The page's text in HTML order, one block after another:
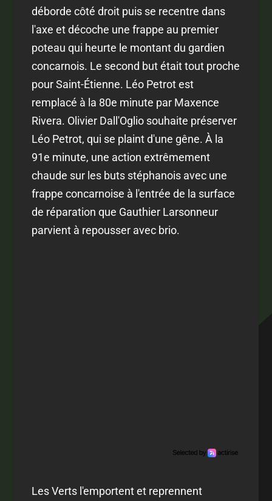
déborde côté droit puis se recentre dans
l'axe et décoche une frappe au premier
poteau qui heurte le montant du gardien
concarnois. Le second but était tout proche
pour Saint-Étienne. Léo Petrot est
remplacé à la 80e minute par Maxence
Rivera. Olivier Dall'Oglio souhaite préserver
Léo Petrot, qui se plaint d'une gêne. À la
91e minute, une action extrêmement
chaude sur les buts stéphanois avec une
frappe concarnoise à l'entrée de la surface
de réparation que Gauthier Larsonneur
parvient à repousser avec brio.
Les Verts l'emportent et reprennent